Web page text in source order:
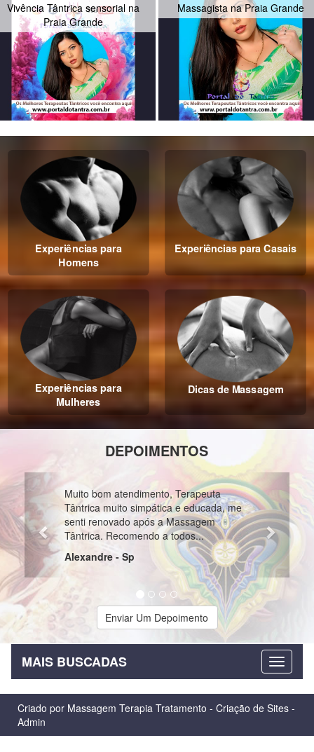
Vivência Tântrica sensorial na
Praia Grande
Massagista na Praia Grande
Experiências para
Homens
Experiências para Casais
Experiências para
Mulheres
Dicas de Massagem
DEPOIMENTOS
ótimo site, anunciantes muito
profissionais e atenciosas, recomendo
Edson da Cruz Santa Catarina Sc
Previous Next
Enviar Um Depoimento
MAIS BUSCADAS
Criado porMassagem Terapia Tratamento-Criação de Sites-
Admin